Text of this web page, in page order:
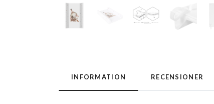
INFORMATION RECENSIONER